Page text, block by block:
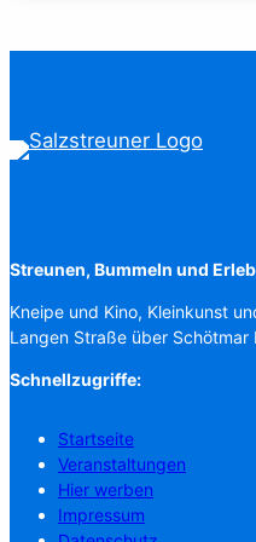
Streunen, Bummeln und
Kneipe und Kino, Kleinkunst
Langen Straße über Schötmar
Schnellzugriffe:
Startseite
Veranstaltungen
Hier werben
Impressum